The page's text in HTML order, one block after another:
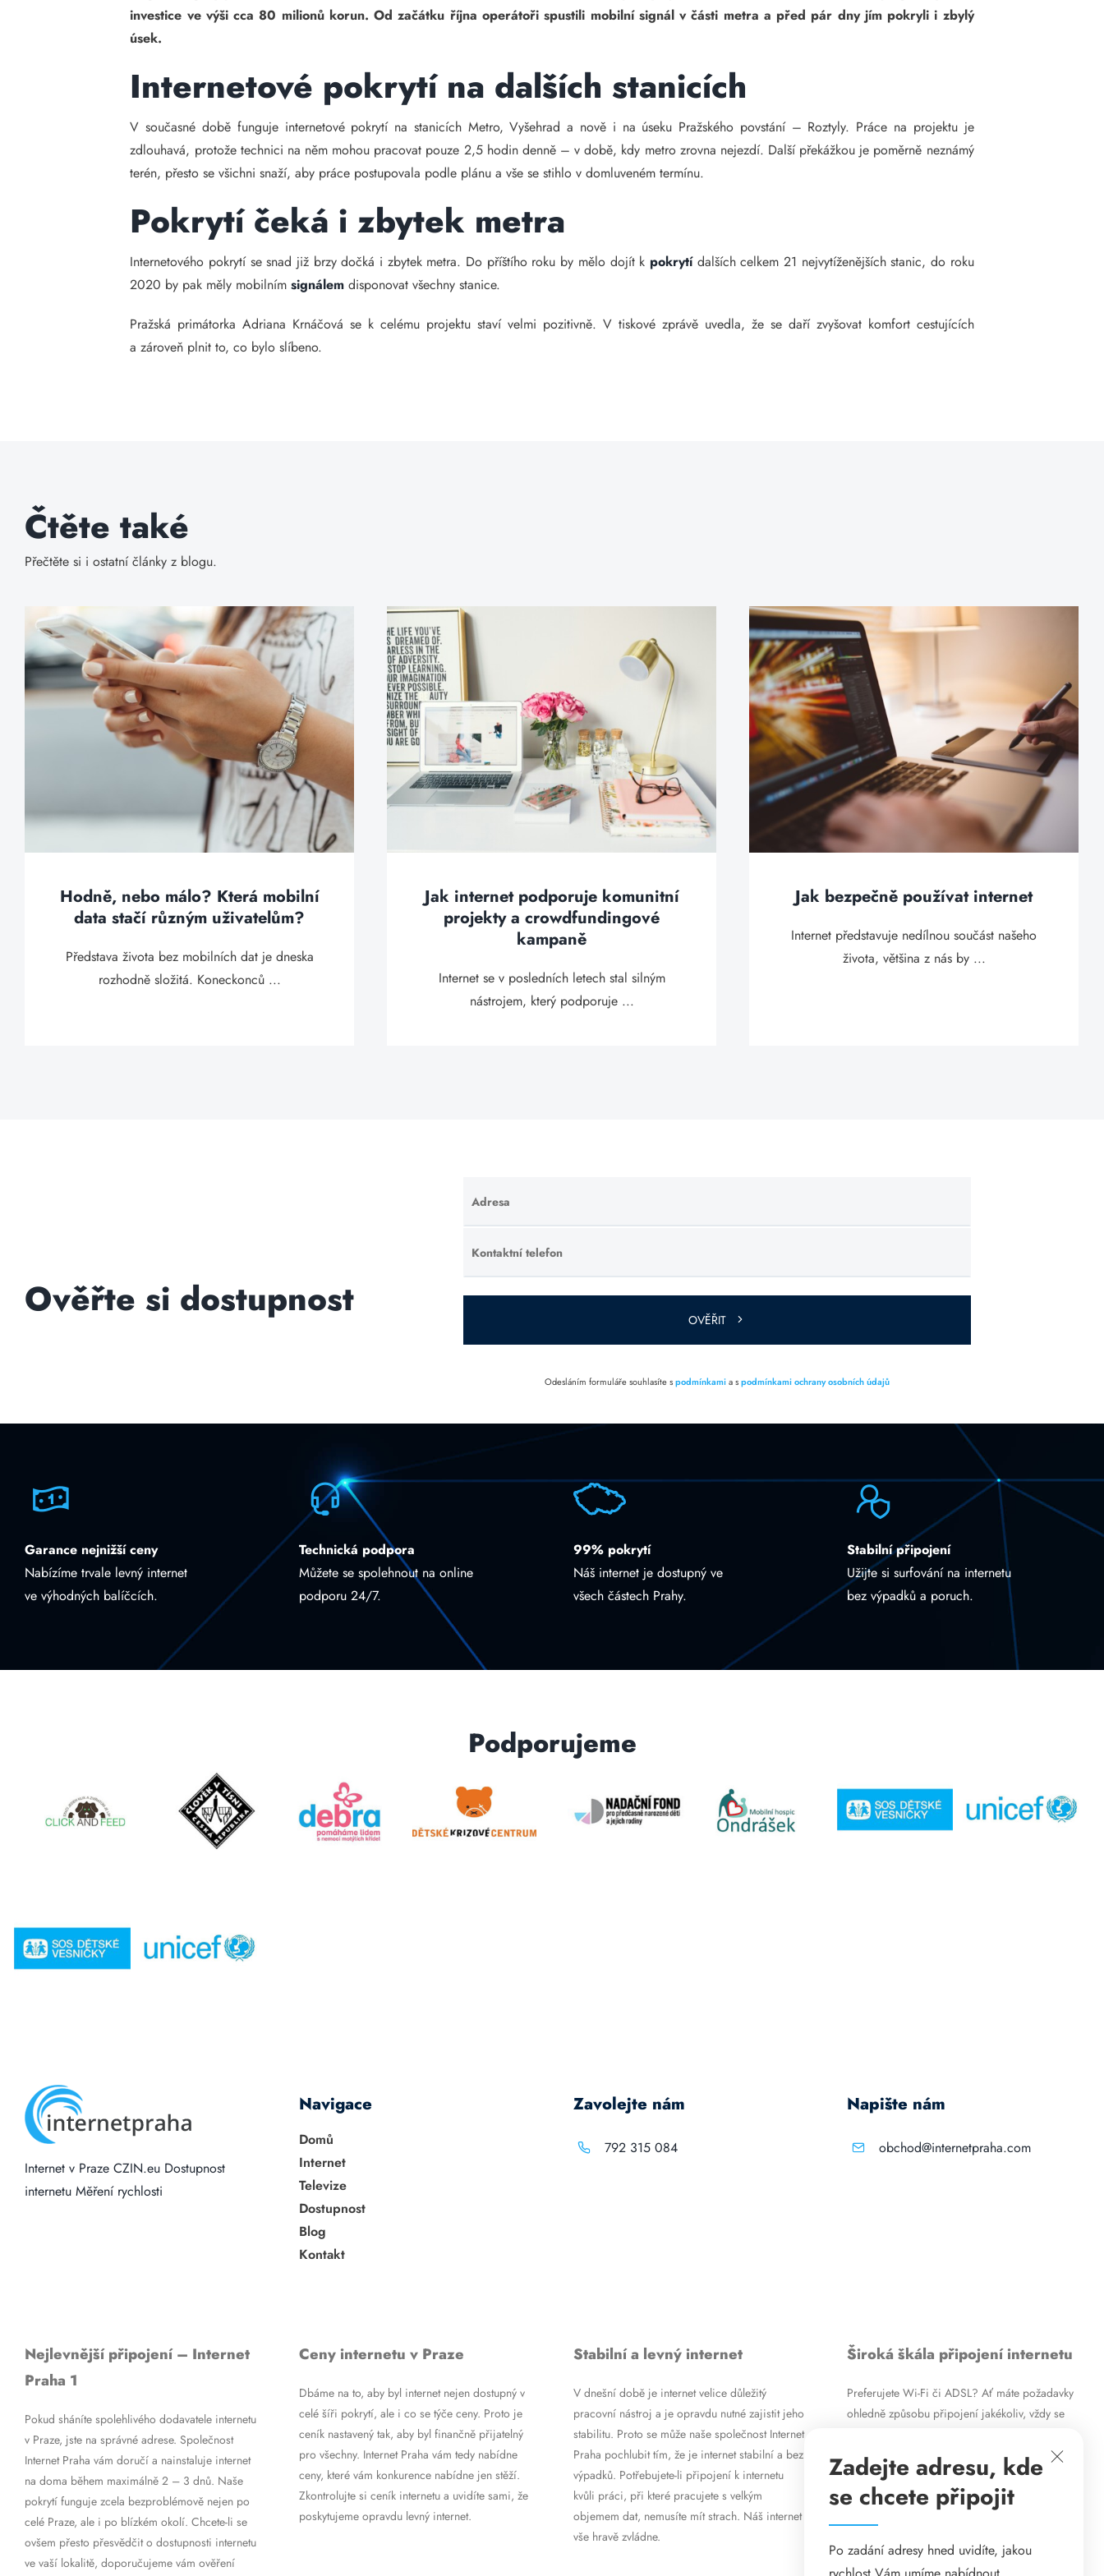
investice ve výši cca 80 milionů korun. Od začátku října operátoři spustili mobilní signál v části metra a před pár dny jím pokryli i zbylý
úsek.
Internetové pokrytí na dalších stanicích
V současné době funguje internetové pokrytí na stanicích Metro, Vyšehrad a nově i na úseku Pražského povstání – Roztyly. Práce na projektu je
zdlouhavá, protože technici na něm mohou pracovat pouze 2,5 hodin denně – v době, kdy metro zrovna nejezdí. Další překážkou je poměrně neznámý
terén, přesto se všichni snaží, aby práce postupovala podle plánu a vše se stihlo v domluveném termínu.
Pokrytí čeká i zbytek metra
Internetového pokrytí se snad již brzy dočká i zbytek metra. Do příštího roku by mělo dojít k pokrytí dalších celkem 21 nejvytíženějších stanic, do roku
2020 by pak měly mobilnímsignálem disponovat všechny stanice.
Pražská primátorka Adriana Krnáčová se k celému projektu staví velmi pozitivně. V tiskové zprávě uvedla, že se daří zvyšovat komfort cestujících
a zároveň plnit to, co bylo slíbeno.
Čtěte také
Přečtěte si i ostatní články z blogu.
Hodně, nebo málo? Která mobilní
data stačí různým uživatelům?
Představa života bez mobilních dat je dneska
rozhodně složitá. Koneckonců ...
Jak internet podporuje komunitní
projekty a crowdfundingové
kampaně
Internet se v posledních letech stal silným
nástrojem, který podporuje ...
Jak bezpečně používat internet
Internet představuje nedílnou součást našeho
života, většina z nás by ...
Ověřte si dostupnost
Adresa
Ponechte
toto pole
prázdné.
Kontaktní telefon
Ponechte
toto pole
prázdné.
OVĚŘIT
Odesláním formuláře souhlasíte spodmínkamia spodmínkami ochrany osobních údajů
Garance nejnižší ceny
Nabízíme trvale levný internet
ve výhodných balíčcích.
Technická podpora
Můžete se spolehnout na online
podporu 24/7.
99% pokrytí
Náš internet je dostupný ve
všech částech Prahy.
Stabilní připojení
Užijte si surfování na internetu
bez výpadků a poruch.
Podporujeme
Internet v Praze CZIN.eu Dostupnost
internetu Měření rychlosti
Navigace
Domů
Internet
Televize
Dostupnost
Blog
Kontakt
Zavolejte nám
792 315 084
Napište nám
obchod@internetpraha.com
Nejlevnější připojení – Internet
Praha 1
Pokud sháníte spolehlivého dodavatele internetu
v Praze, jste na správné adrese. Společnost
Internet Praha vám doručí a nainstaluje internet
na doma během maximálně 2 – 3 dnů. Naše
pokrytí funguje zcela bezproblémově nejen po
celé Praze, ale i po blízkém okolí. Chcete-li se
ovšem přesto přesvědčit o dostupnosti internetu
ve vaší lokalitě, doporučujeme vám ověření
Ceny internetu v Praze
Dbáme na to, aby byl internet nejen dostupný v
celé šíři pokrytí, ale i co se týče ceny. Proto je
ceník nastavený tak, aby byl finančně přijatelný
pro všechny. Internet Praha vám tedy nabídne
ceny, které vám konkurence nabídne jen stěží.
Zkontrolujte si ceník internetu a uvidíte sami, že
poskytujeme opravdu levný internet.
Stabilní a levný internet
V dnešní době je internet velice důležitý
pracovní nástroj a je opravdu nutné zajistit jeho
stabilitu. Proto se může naše společnost Internet
Praha pochlubit tím, že je internet stabilní a bez
výpadků. Potřebujete-li připojení k internetu
kvůli práci, při které pracujete s velkým
objemem dat, nemusíte mít strach. Náš internet
vše hravě zvládne.
Široká škála připojení internetu
Preferujete Wi-Fi či ADSL? Ať máte požadavky
ohledně způsobu připojení jakékoliv, vždy se
vysokorychlostního ADSL internetu nabízíme
rovněž mobilní internet i levné internetové
připojení prostřednictvím Wi-Fi. Způsob
připojení přizpůsobíme vašim specifickým
Zadejte adresu, kde
se chcete připojit
Po zadání adresy hned uvidíte, jakou